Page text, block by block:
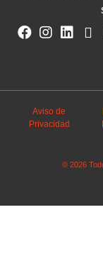
Aviso de
Privacidad
© 2026